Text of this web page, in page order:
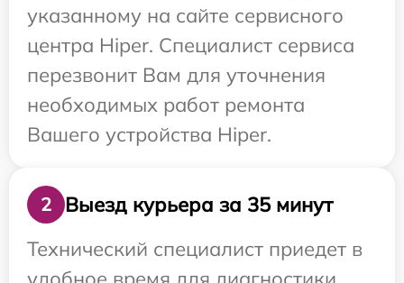
указанному на сайте сервисного
центра Hiper. Специалист сервиса
перезвонит Вам для уточнения
необходимых работ ремонта
Вашего устройства Hiper.
2
Выезд курьера за 35 минут
Технический специалист приедет в